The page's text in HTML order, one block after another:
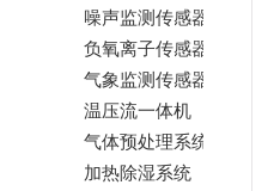
噪声监测传感器
负氧离子传感器
气象监测传感器
温压流一体机
气体预处理系统
加热除湿系统